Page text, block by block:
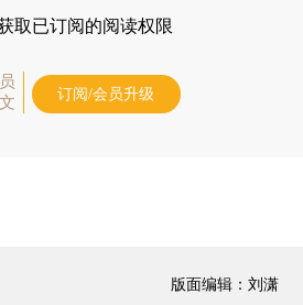
取已订阅的阅读权限
订阅/会员升级
版面编辑：刘潇